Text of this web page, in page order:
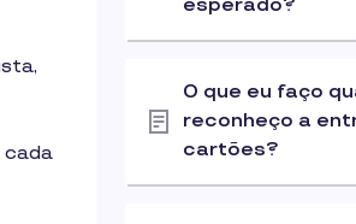
cada
esperado?
O que eu faço
reconheço a
cartões?